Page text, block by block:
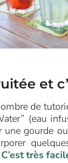
et
de
(eau
une gourde
C’est très